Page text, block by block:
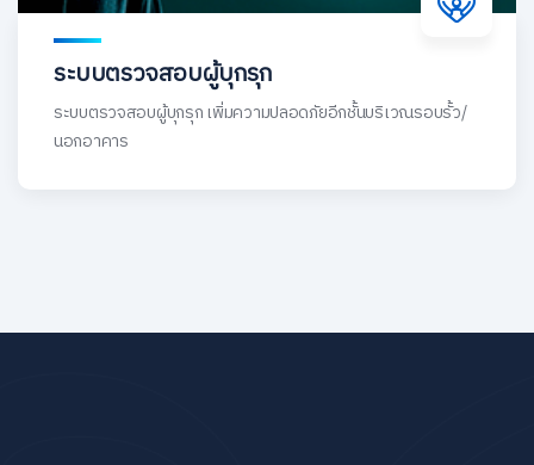
ระบบตรวจสอบผู้บุกรุก
ระบบตรวจสอบผู้บุกรุก เพิ่มความปลอดภัยอีกชั้นบริเวณรอบรั้ว/
นอกอาคาร